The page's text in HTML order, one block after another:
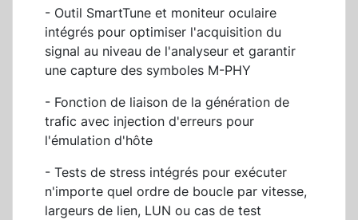
- Outil SmartTune et moniteur oculaire
intégrés pour optimiser l'acquisition du
signal au niveau de l'analyseur et garantir
une capture des symboles M-PHY
- Fonction de liaison de la génération de
trafic avec injection d'erreurs pour
l'émulation d'hôte
- Tests de stress intégrés pour exécuter
n'importe quel ordre de boucle par vitesse,
largeurs de lien, LUN ou cas de test